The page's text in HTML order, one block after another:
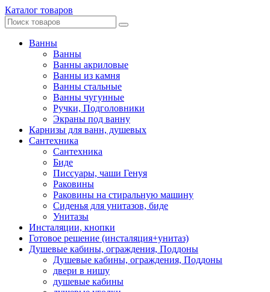
Каталог товаров
Ванны
Ванны
Ванны акриловые
Ванны из камня
Ванны стальные
Ванны чугунные
Ручки, Подголовники
Экраны под ванну
Карнизы для ванн, душевых
Сантехника
Сантехника
Биде
Писсуары, чаши Генуя
Раковины
Раковины на стиральную машину
Сиденья для унитазов, биде
Унитазы
Инсталяции, кнопки
Готовое решение (инсталяция+унитаз)
Душевые кабины, ограждения, Поддоны
Душевые кабины, ограждения, Поддоны
двери в нишу
душевые кабины